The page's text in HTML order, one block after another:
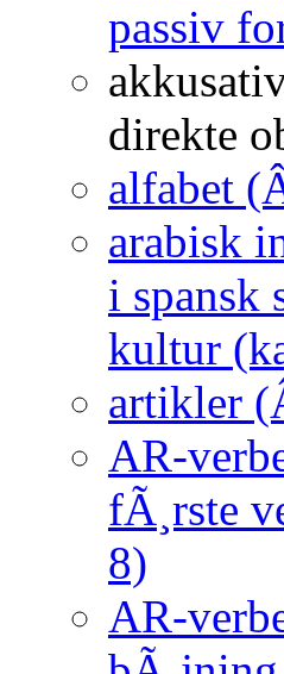
passiv
direkte
alfabet
arabisk
i spansk
kultur
artikler
AR-
fÃ¸rste
8)
AR-